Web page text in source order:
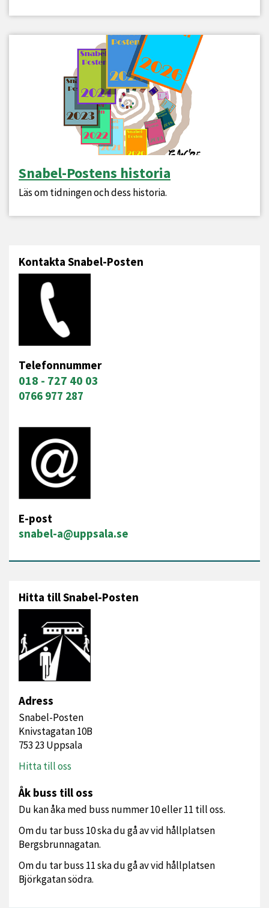
Snabel-Postens historia
Läs om tidningen och dess historia.
Kontakta Snabel-Posten
Telefonnummer
018 - 727 40 03
0766 977 287
E-post
snabel-a@uppsala.se
Hitta till Snabel-Posten
Adress
Snabel-Posten
Knivstagatan 10B
753 23 Uppsala
Hitta till oss
Åk buss till oss
Du kan åka med buss nummer 10 eller 11 till oss.
Om du tar buss 10 ska du gå av vid hållplatsen
Bergsbrunnagatan.
Om du tar buss 11 ska du gå av vid hållplatsen
Björkgatan södra.